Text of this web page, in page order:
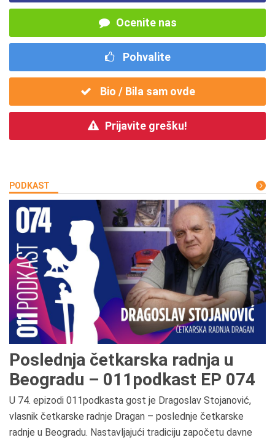
Ocenite nas
Pohvalite
Bio / Bila sam ovde
Prijavite grešku!
PODKAST
Poslednja četkarska radnja u
Beogradu – 011podkast EP 074
U 74. epizodi 011podkasta gost je Dragoslav Stojanović,
vlasnik četkarske radnje Dragan – poslednje četkarske
radnje u Beogradu. Nastavljajući tradiciju započetu davne